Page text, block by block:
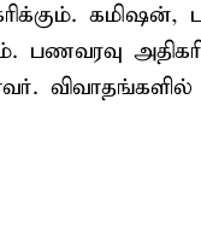
கமிஷன்,
விவாதங்களில்